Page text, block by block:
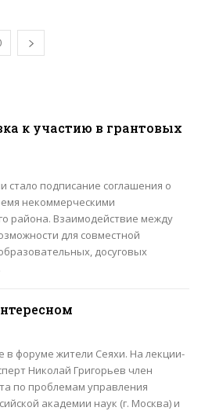
к участию в грантовых
стало подписание соглашения о
некоммерческими
района. Взаимодействие между
для совместной
досуговых
в форуме жители Сеяхи. На лекции-
Николай Григорьев член
по проблемам управления
академии наук (г. Москва) и